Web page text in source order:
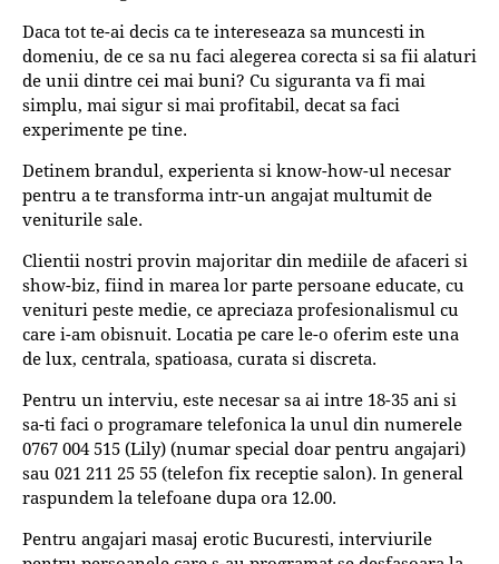
Daca tot te-ai decis ca te intereseaza sa muncesti in
domeniu, de ce sa nu faci alegerea corecta si sa fii alaturi
de unii dintre cei mai buni? Cu siguranta va fi mai
simplu, mai sigur si mai profitabil, decat sa faci
experimente pe tine.
Detinem brandul, experienta si know-how-ul necesar
pentru a te transforma intr-un angajat multumit de
veniturile sale.
Clientii nostri provin majoritar din mediile de afaceri si
show-biz, fiind in marea lor parte persoane educate, cu
venituri peste medie, ce apreciaza profesionalismul cu
care i-am obisnuit. Locatia pe care le-o oferim este una
de lux, centrala, spatioasa, curata si discreta.
Pentru un interviu, este necesar sa ai intre 18-35 ani si
sa-ti faci o programare telefonica la unul din numerele
0767 004 515 (Lily) (numar special doar pentru angajari)
sau 021 211 25 55 (telefon fix receptie salon). In general
raspundem la telefoane dupa ora 12.00.
Pentru angajari masaj erotic Bucuresti, interviurile